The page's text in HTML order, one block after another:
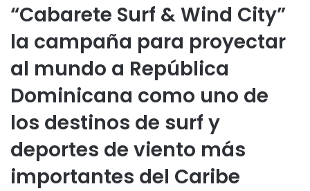
“Cabarete Surf & Wind City”
la campaña para proyectar
al mundo a República
Dominicana como uno de
los destinos de surf y
deportes de viento más
importantes del Caribe